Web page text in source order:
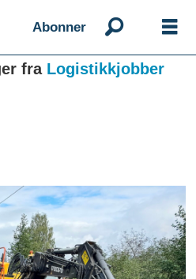
Abonner
fra Logistikkjobber